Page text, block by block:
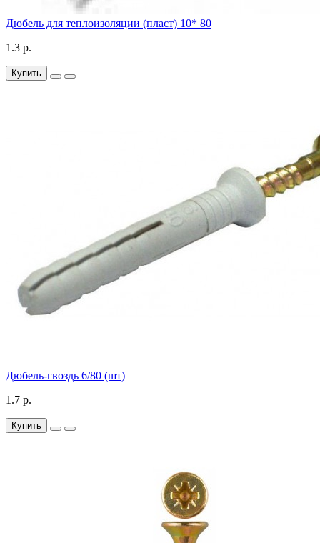
Дюбель для теплоизоляции (пласт) 10* 80
1.3 р.
Купить
Дюбель-гвоздь 6/80 (шт)
1.7 р.
Купить